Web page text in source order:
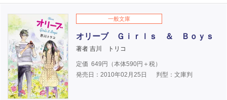
一般文庫
オリーブ Ｇｉｒｌｓ ＆ Ｂｏｙｓ
著者 吉川 トリコ
定価 649 円（本体590円＋税）
発売日：2010年02月25日
判型：文庫判